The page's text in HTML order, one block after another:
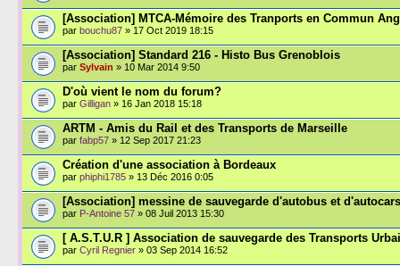
[Association] MTCA-Mémoire des Tranports en Commun
par bouchu87 » 17 Oct 2019 18:15
[Association] Standard 216 - Histo Bus Grenoblois
par Sylvain » 10 Mar 2014 9:50
D'où vient le nom du forum?
par Gilligan » 16 Jan 2018 15:18
ARTM - Amis du Rail et des Transports de Marseille
par fabp57 » 12 Sep 2017 21:23
Création d'une association à Bordeaux
par phiphi1785 » 13 Déc 2016 0:05
[Association] messine de sauvegarde d'autobus et d'autocars
par P-Antoine 57 » 08 Juil 2013 15:30
[ A.S.T.U.R ] Association de sauvegarde des Transports
par Cyril Regnier » 03 Sep 2014 16:52